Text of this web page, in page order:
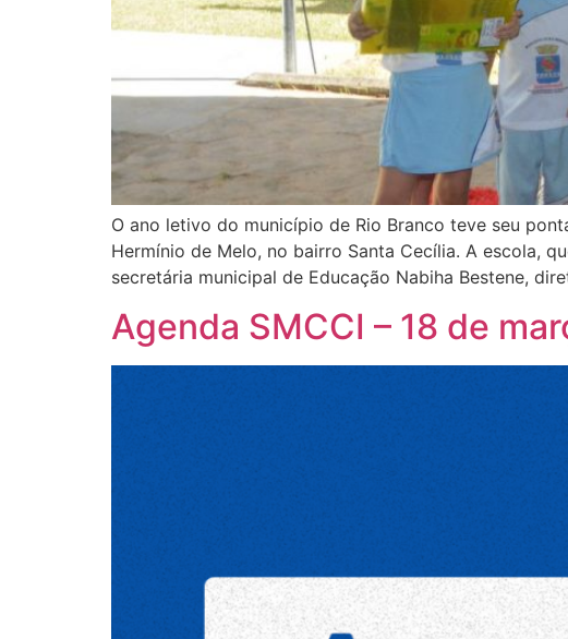
O ano letivo do município de Rio Branco teve seu
Hermínio de Melo, no bairro Santa Cecília. A escola,
secretária municipal de Educação Nabiha Bestene,
Agenda SMCCI – 18 de